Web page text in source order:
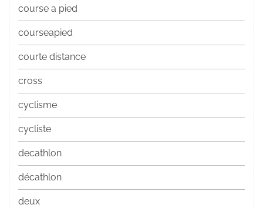
course a pied
courseapied
courte distance
cross
cyclisme
cycliste
decathlon
décathlon
deux